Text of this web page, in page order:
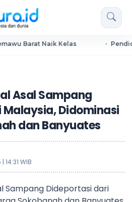
Naik Kelas Pendidikan
Asal Sampang
Didominasi
dan Banyuates
WIB